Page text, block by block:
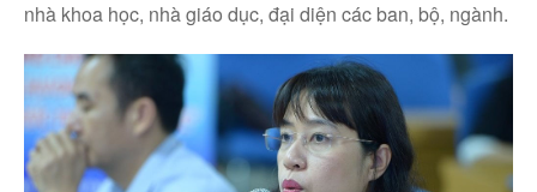
nhà khoa học, nhà giáo dục, đại diện các ban, bộ, ngành.